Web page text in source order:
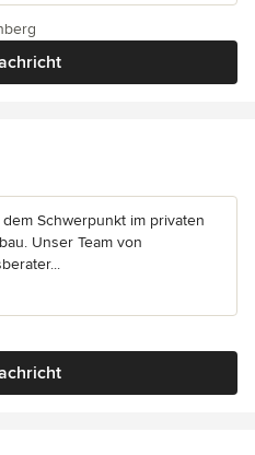
Schwerpunkt im privaten
Unser Team von